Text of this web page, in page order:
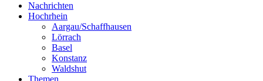
Nachrichten
Hochrhein
Aargau/Schaffhausen
Lörrach
Basel
Konstanz
Waldshut
Themen